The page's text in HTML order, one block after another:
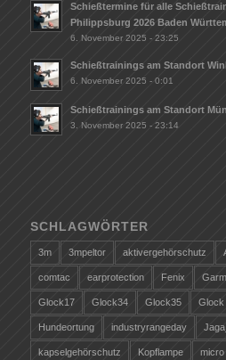
Schießtermine für alle
Philippsburg 2026 Baden
6. November 2025 - 23:25
Schießtrainings am Standort
6. November 2025 - 0:01
Schießtrainings am Standort
3. November 2025 - 23:14
SCHLAGWÖRTER
3m 3mpeltor aktivergehörschutz
comtac earprotection Fenix
Glock17 Glock34 Glock35 Glock
Hundeortung industryrangeday
kapselgehörschutz Kopflampe micro